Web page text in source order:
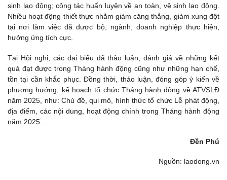
sinh lao động; công tác huấn luyện về an toàn, vệ sinh lao động.
Nhiều hoạt động thiết thực nhằm giảm căng thẳng, giảm xung đột
tại nơi làm việc đã được bộ, ngành, doanh nghiệp thực hiện,
hưởng ứng tích cực.
Tại Hội nghị, các đại biểu đã thảo luận, đánh giá về những kết
quả đạt được trong Tháng hành động cũng như những hạn chế,
tồn tại cần khắc phục. Đồng thời, thảo luận, đóng góp ý kiến về
phương hướng, kế hoạch tổ chức Tháng hành động về ATVSLĐ
năm 2025, như: Chủ đề, qui mô, hình thức tổ chức Lễ phát động,
địa điểm, các nội dung, hoạt động chính trong Tháng hành động
năm 2025…
Đền Phú
Nguồn: laodong.vn